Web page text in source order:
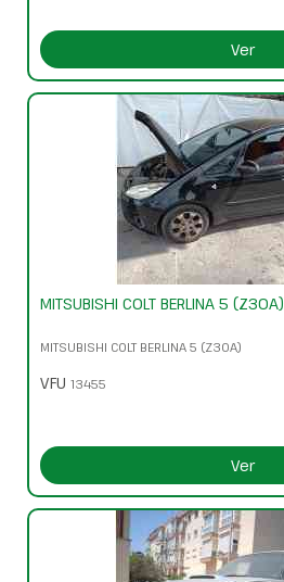
Ver
MITSUBISHI COLT BERLINA 5 (Z30A)
MITSUBISHI COLT BERLINA 5 (Z30A)
VFU 13455
Ver